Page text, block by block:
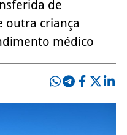
de
outra criança
médico